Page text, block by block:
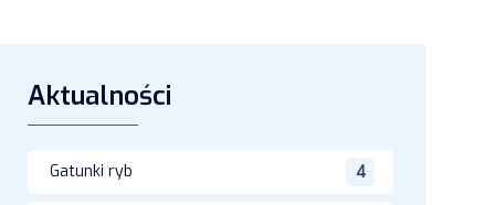
Aktualności
Gatunki ryb 4